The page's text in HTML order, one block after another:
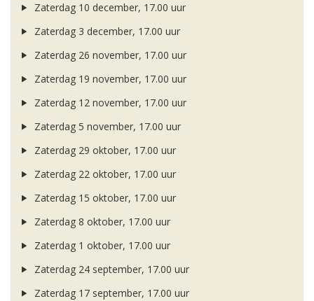
Zaterdag 10 december, 17.00 uur
Zaterdag 3 december, 17.00 uur
Zaterdag 26 november, 17.00 uur
Zaterdag 19 november, 17.00 uur
Zaterdag 12 november, 17.00 uur
Zaterdag 5 november, 17.00 uur
Zaterdag 29 oktober, 17.00 uur
Zaterdag 22 oktober, 17.00 uur
Zaterdag 15 oktober, 17.00 uur
Zaterdag 8 oktober, 17.00 uur
Zaterdag 1 oktober, 17.00 uur
Zaterdag 24 september, 17.00 uur
Zaterdag 17 september, 17.00 uur